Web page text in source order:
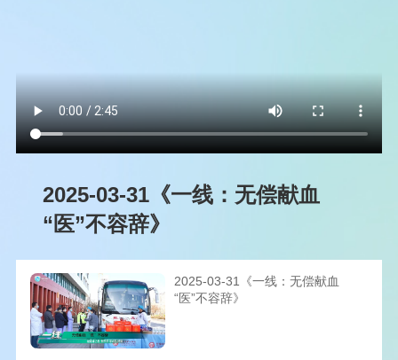
2025-03-31《一线：无偿献血
“医”不容辞》
2025-03-31《一线：无偿献血
“医”不容辞》